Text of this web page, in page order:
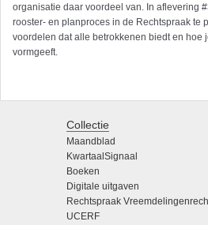
organisatie daar voordeel van. In aflevering
rooster- en planproces in de Rechtspraak te
voordelen dat alle betrokkenen biedt en hoe
vormgeeft.
Collectie
Maandblad
KwartaalSignaal
Boeken
Digitale uitgaven
Rechtspraak
UCERF